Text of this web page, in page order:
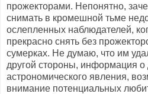
прожекторами. Непонятно,
снимать в кромешной тьме
ослепленных наблюдателей,
прекрасно снять без
сумерках. Не думаю, что им
другой стороны, информация
астрономического явления,
внимание потенциальных